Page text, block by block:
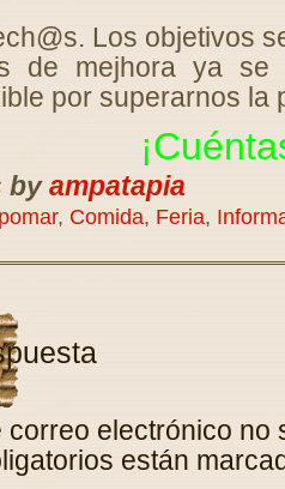
Los objetivos
de mejhora ya se
por superarnos la
byampatapia
, Comida, Feria,
correo electrónico no
están